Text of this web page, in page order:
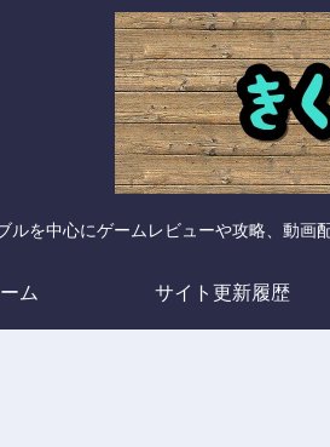
ルを中心にゲームレビューや攻略、動画
ム サイト更新履歴